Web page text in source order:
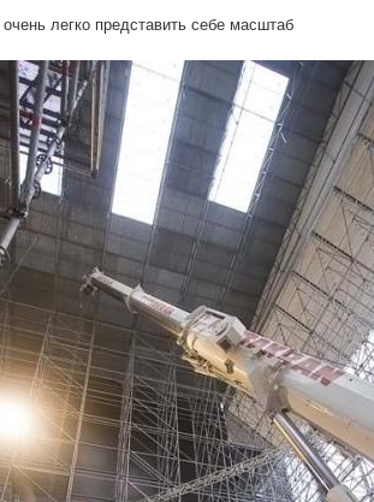
легко представить себе масштаб